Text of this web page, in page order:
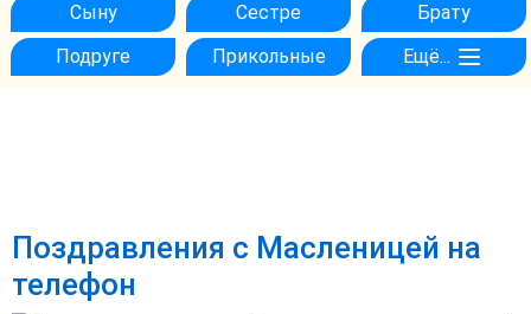
Сыну
Сестре
Брату
Подруге
Прикольные Ещё...
Поздравления с Масленицей на
телефон